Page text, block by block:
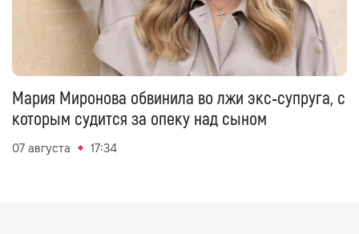
Мария Миронова обвинила во лжи экс‑супруга, с
которым судится за опеку над сыном
07 августа 17:34